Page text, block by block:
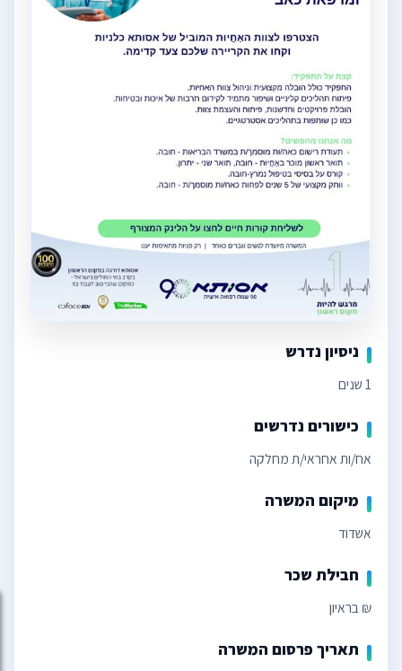
ניסיון נדרש
1 שנים
כישורים נדרשים
אח/ות אחראי/ת מחלקה
מיקום המשרה
אשדוד
חבילת שכר
₪ בראיון
תאריך פרסום המשרה